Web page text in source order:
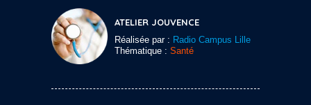
ATELIER JOUVENCE
Réalisée par : Radio Campus Lille
Thématique : Santé